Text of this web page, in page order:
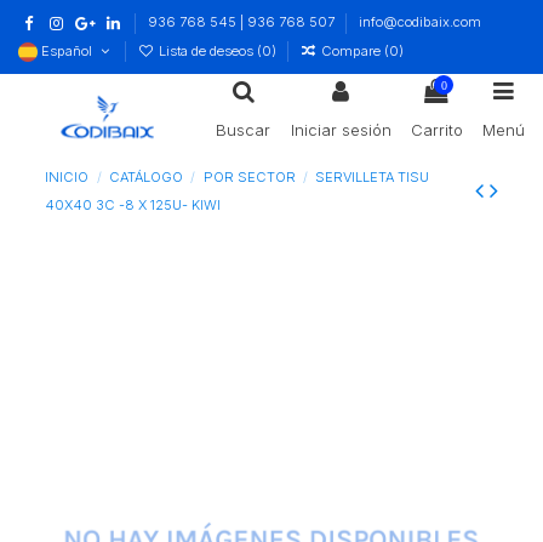
936 768 545 | 936 768 507
info@codibaix.com
Español
Lista de deseos (0) Compare (0)
Buscar Iniciar sesión
0
Carrito Menú
INICIO CATÁLOGO POR SECTOR
SERVILLETA TISU
40X40 3C -8 X 125U- KIWI